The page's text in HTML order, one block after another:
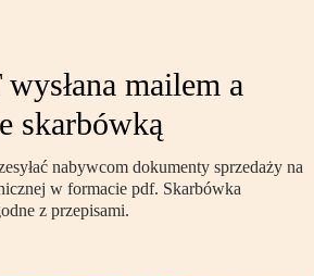
mailem a
skarbówką
nabywcom dokumenty sprzedaży na
w formacie pdf. Skarbówka
z przepisami.